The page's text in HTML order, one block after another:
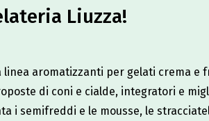
Liuzza!​
aromatizzanti per gelati crema e
di coni e cialde, integratori e
i semifreddi e le mousse, le